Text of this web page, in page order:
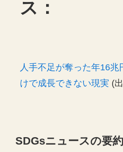
ス：
人手不足が奪った年16
けで成長できない現実 (
SDGsニュースの要